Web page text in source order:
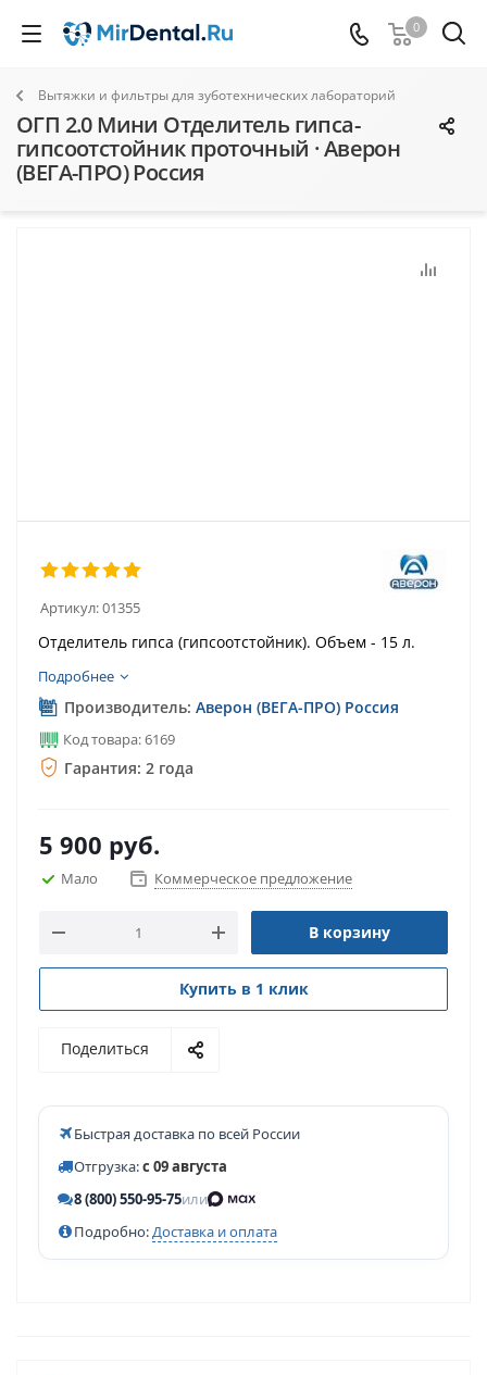
0
Вытяжки и фильтры для зуботехнических лабораторий
ОГП 2.0 Мини Отделитель гипса-
гипсоотстойник проточный · Аверон
(ВЕГА-ПРО) Россия
Артикул:01355
Отделитель гипса (гипсоотстойник). Объем - 15 л.
Подробнее
Производитель: Аверон (ВЕГА-ПРО) Россия
Код товара: 6169
Гарантия: 2 года
5 900 руб.
Мало Коммерческое предложение
В корзину
Купить в 1 клик
Поделиться
Быстрая доставка по всей России
Отгрузка:с 09 августа
8 (800) 550-95-75или
Подробно:Доставка и оплата